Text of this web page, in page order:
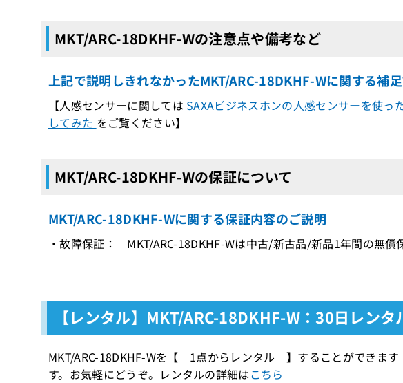
MKT/ARC-18DKHF-Wの注意点や備考など
上記で説明しきれなかったMKT/ARC-18DKHF-Wに関する補
【人感センサーに関しては SAXAビジネスホンの人感センサーを使
してみた をご覧ください】
MKT/ARC-18DKHF-Wの保証について
MKT/ARC-18DKHF-Wに関する保証内容のご説明
・故障保証： MKT/ARC-18DKHF-Wは中古/新古品/新品1年間の無償
【レンタル】MKT/ARC-18DKHF-W：30日レンタ
MKT/ARC-18DKHF-Wを【 1点からレンタル 】することができま
す。お気軽にどうぞ。レンタルの詳細はこちら